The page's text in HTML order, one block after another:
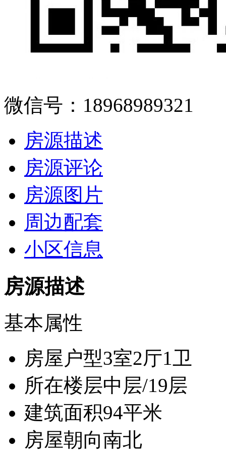
微信号：18968989321
房源描述
房源评论
房源图片
周边配套
小区信息
房源描述
基本属性
房屋户型3室2厅1卫
所在楼层中层/19层
建筑面积94平米
房屋朝向南北